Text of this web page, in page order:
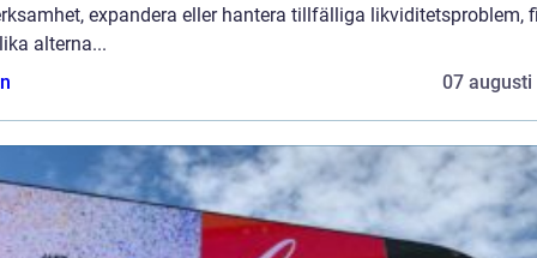
expandera eller hantera tillfälliga likviditetsproblem,
alterna...
07 augusti